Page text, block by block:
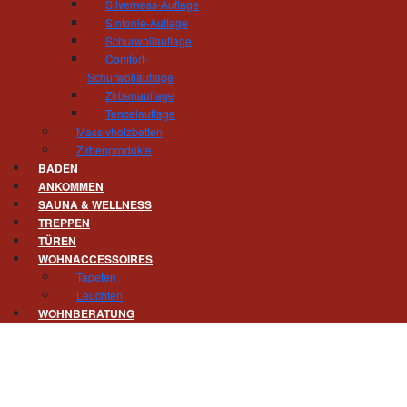
Silverness-Auflage
Sinfonie-Auflage
Schurwollauflage
Comfort-
Schurwollauflage
Zirbenauflage
Tencelauflage
Massivholzbetten
Zirbenprodukte
BADEN
ANKOMMEN
SAUNA & WELLNESS
TREPPEN
TÜREN
WOHNACCESSOIRES
Tapeten
Leuchten
WOHNBERATUNG
Gert Hösel und sein Team
Erste Einblicke finden Sie auch schon auf
Oder lassen Sie sich vorab beim Blättern